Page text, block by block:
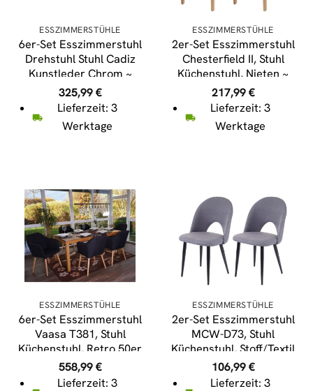
ESSZIMMERSTÜHLE
6er-Set Esszimmerstuhl
Drehstuhl Stuhl Cadiz
Kunstleder Chrom ~
taupe-grau
325,99€
Lieferzeit: 3
Werktage
ESSZIMMERSTÜHLE
2er-Set Esszimmerstuhl
Chesterfield II, Stuhl
Küchenstuhl, Nieten ~
Stoff/Textil hellgrau,
helle Beine
217,99€
Lieferzeit: 3
Werktage
ESSZIMMERSTÜHLE
6er-Set Esszimmerstuhl
Vaasa T381, Stuhl
Küchenstuhl, Retro 50er
Jahre Design ~ Textil,
dunkelgrau, helle Beine
558,99€
Lieferzeit: 3
ESSZIMMERSTÜHLE
2er-Set Esszimmerstuhl
MCW-D73, Stuhl
Küchenstuhl, Stoff/Textil
~ dunkelgrau
106,99€
Lieferzeit: 3